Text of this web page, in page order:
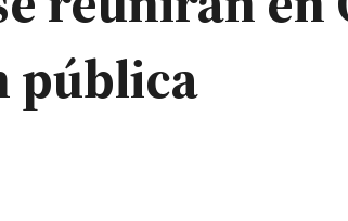
pública